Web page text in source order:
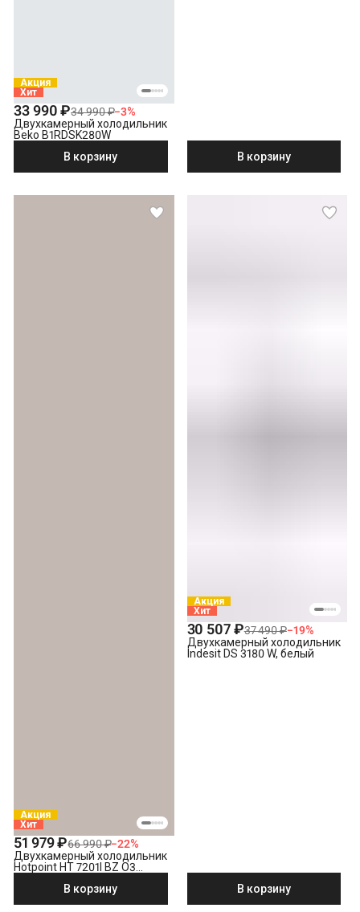
Акция
Хит
33 990 ₽34 990 ₽−3%
Двухкамерный холодильник
Beko B1RDSK280W
В корзину
В корзину
Акция
Хит
51 979 ₽66 990 ₽−22%
Двухкамерный холодильник
Hotpoint HT 7201I BZ O3
В корзину
Акция
Хит
30 507 ₽37 490 ₽−19%
Двухкамерный холодильник
Indesit DS 3180 W, белый
В корзину